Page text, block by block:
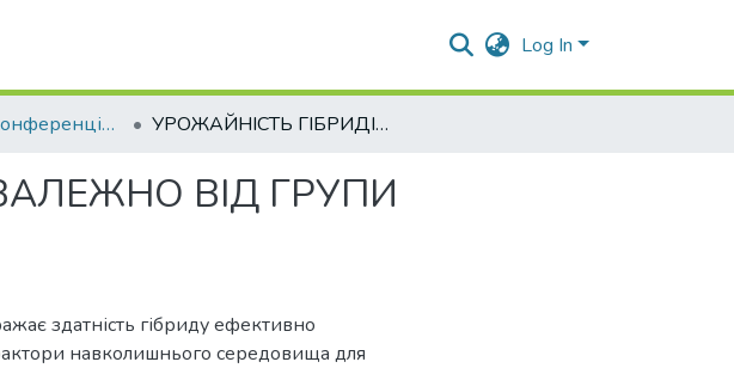
Log In
Статті, тези конференцій. Навчально-науковий інститут агротехнологій, селекції та екології УРОЖАЙНІСТЬ ГІБРИДІВ КУКУРУДЗИ ЗАЛЕЖНО ВІД ГРУПИ СТИГЛОСТІ
ВІД ГРУПИ
здатність гібриду ефективно
навколишнього середовища для